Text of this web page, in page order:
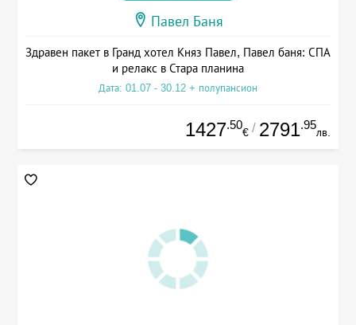
Павел Баня
Здравен пакет в Гранд хотел Княз Павел, Павел баня: СПА
и релакс в Стара планина
Дата: 01.07 - 30.12 + полупансион
1427.50
€ / 2791.95
лв.